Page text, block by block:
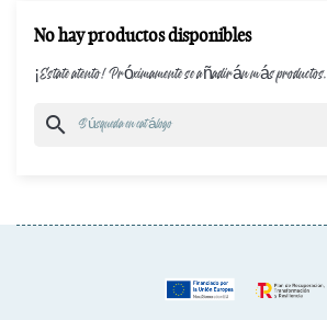
No hay productos disponibles
¡Estate atento! Próximamente se añadirán más productos.
search